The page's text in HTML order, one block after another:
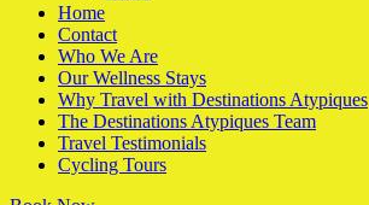
Home
Contact
Who We Are
Our Wellness Stays
Why Travel with Destinations Atypiques
The Destinations Atypiques Team
Travel Testimonials
Cycling Tours